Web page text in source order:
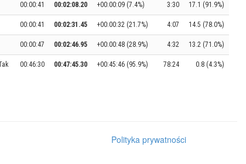
00:00:41 00:02:08.20 +00:00:09 (7.4%) 3:30 17.1 (91.9%)
00:00:41 00:02:31.45 +00:00:32 (21.7%) 4:07 14.5 (78.0%)
00:00:47 00:02:46.95 +00:00:48 (28.9%) 4:32 13.2 (71.0%)
00:46:30 00:47:45.30 +00:45:46 (95.9%) 78:24 0.8 (4.3%)
Polityka prywatności